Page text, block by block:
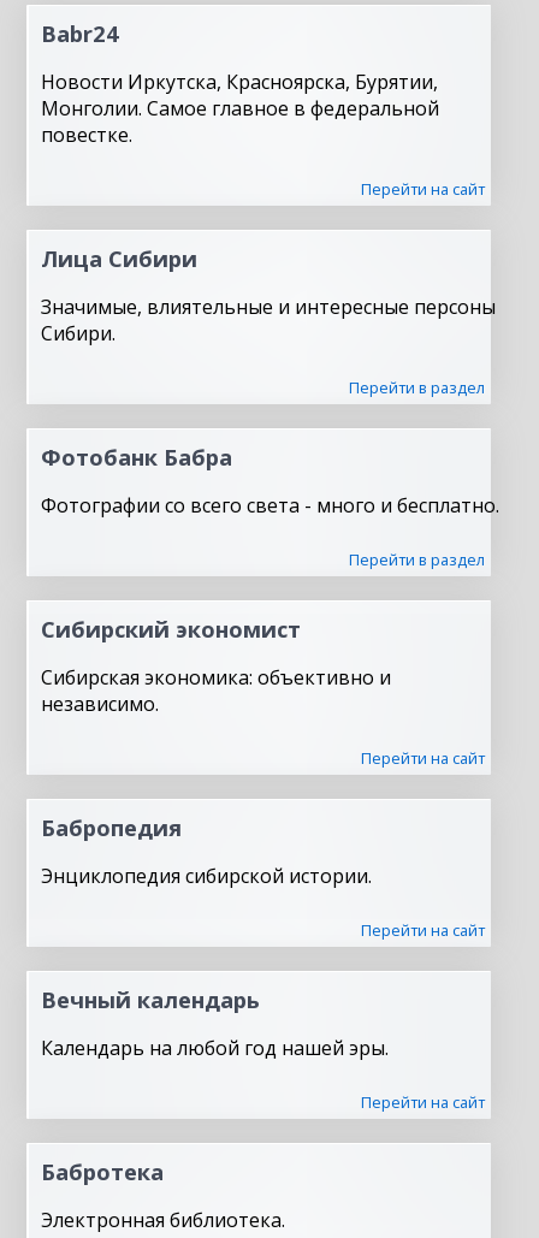
Babr24
Новости Иркутска, Красноярска, Бурятии,
Монголии. Самое главное в федеральной
повестке.
Перейти на сайт
Лица Сибири
Значимые, влиятельные и интересные персоны
Сибири.
Перейти в раздел
Фотобанк Бабра
Фотографии со всего света - много и бесплатно.
Перейти в раздел
Сибирский экономист
Сибирская экономика: объективно и
независимо.
Перейти на сайт
Бабропедия
Энциклопедия сибирской истории.
Перейти на сайт
Вечный календарь
Календарь на любой год нашей эры.
Перейти на сайт
Бабротека
Электронная библиотека.